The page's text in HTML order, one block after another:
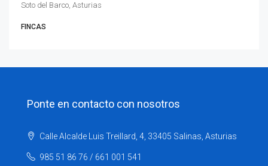
Soto del Barco, Asturias
FINCAS
Ponte en contacto con nosotros
Calle Alcalde Luis Treillard, 4, 33405 Salinas, Asturias
985 51 86 76 / 661 001 541